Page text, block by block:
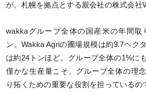
が、札幌を拠点とする親会社の株式会社
wakkaグループ全体の国産米の年間取
ン。Wakka Agriの圃場規模は約9.7ヘク
は約24トンほど。グループ全体の1%に
僅かな生産量こそ、グループ全体の理
り拓くための重要な役割を担っているの